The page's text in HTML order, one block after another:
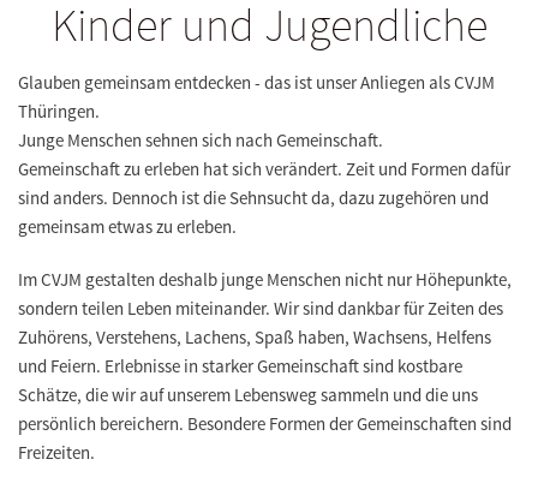
Kinder und Jugendliche
Glauben gemeinsam entdecken - das ist unser Anliegen als CVJM
Thüringen.
Junge Menschen sehnen sich nach Gemeinschaft.
Gemeinschaft zu erleben hat sich verändert. Zeit und Formen dafür
sind anders. Dennoch ist die Sehnsucht da, dazu zugehören und
gemeinsam etwas zu erleben.
Im CVJM gestalten deshalb junge Menschen nicht nur Höhepunkte,
sondern teilen Leben miteinander. Wir sind dankbar für Zeiten des
Zuhörens, Verstehens, Lachens, Spaß haben, Wachsens, Helfens
und Feiern. Erlebnisse in starker Gemeinschaft sind kostbare
Schätze, die wir auf unserem Lebensweg sammeln und die uns
persönlich bereichern. Besondere Formen der Gemeinschaften sind
Freizeiten.